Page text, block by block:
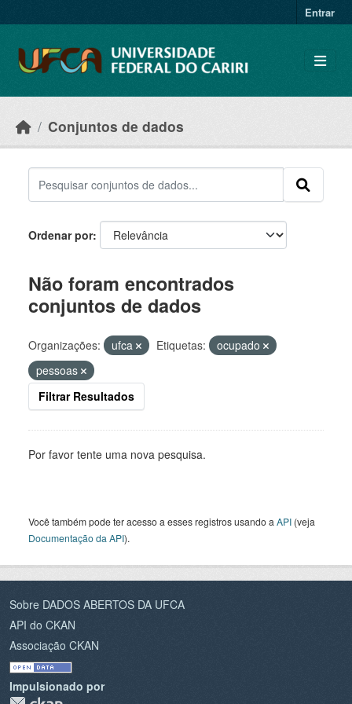
Entrar
Conjuntos de dados
Ordenar por
Não foram encontrados
conjuntos de dados
Organizações: ufca Etiquetas:
ocupado
pessoas
Filtrar Resultados
Por favor tente uma nova pesquisa.
Você também pode ter acesso a esses registros usando a API (veja
Documentação da API).
Sobre DADOS ABERTOS DA UFCA
API do CKAN
Associação CKAN
Impulsionado por